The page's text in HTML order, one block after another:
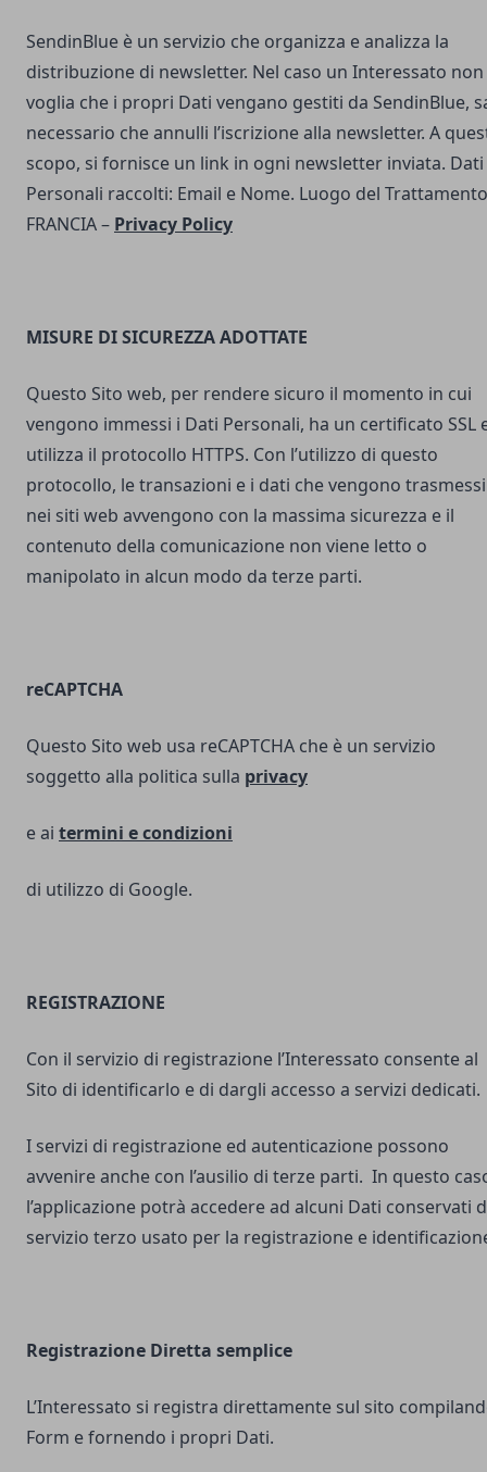
SendinBlue è un servizio che organizza e analizza la
distribuzione di newsletter. Nel caso un Interessato non
voglia che i propri Dati vengano gestiti da SendinBlue,
necessario che annulli l’iscrizione alla newsletter. A
scopo, si fornisce un link in ogni newsletter inviata. Dati
Personali raccolti: Email e Nome. Luogo del
FRANCIA – Privacy Policy
MISURE DI SICUREZZA ADOTTATE
Questo Sito web, per rendere sicuro il momento in cui
vengono immessi i Dati Personali, ha un certificato SSL
utilizza il protocollo HTTPS. Con l’utilizzo di questo
protocollo, le transazioni e i dati che vengono trasmessi
nei siti web avvengono con la massima sicurezza e il
contenuto della comunicazione non viene letto o
manipolato in alcun modo da terze parti.
reCAPTCHA
Questo Sito web usa reCAPTCHA che è un servizio
soggetto alla politica sulla privacy
e ai termini econdizioni
di utilizzo di Google.
REGISTRAZIONE
Con il servizio di registrazione l’Interessato consente al
Sito di identificarlo e di dargli accesso a servizi dedicati.
I servizi di registrazione ed autenticazione possono
avvenire anche con l’ausilio di terze parti. In questo
l’applicazione potrà accedere ad alcuni Dati conservati
servizio terzo usato per la registrazione e
Registrazione Diretta semplice
L’Interessato si registra direttamente sul sito
Form e fornendo i propri Dati.